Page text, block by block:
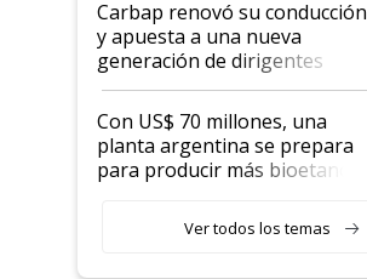
Carbap renovó su conducción
y apuesta a una nueva
generación de dirigentes
rurales
Con US$ 70 millones, una
planta argentina se prepara
para producir más bioetanol
Ver todos los temas